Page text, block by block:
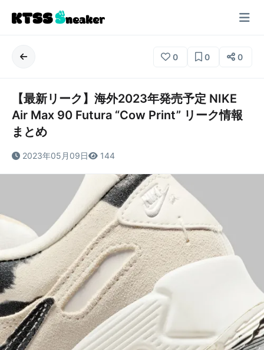
0 0 0
【最新リーク】海外2023年発売予定 NIKE
Air Max 90 Futura “Cow Print” リーク情報
まとめ
2023年05月09日 144